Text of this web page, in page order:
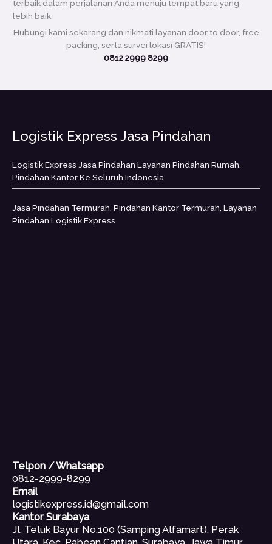
terbaik dalam perjalanan Anda menuju tempat baru yang
lebih baik.
Hubungi kami sekarang dan nikmati layanan door to door, free
packing, serta survei lokasi GRATIS!
0812 2999 8299
Logistik Express Jasa Pindahan
Logistik Express Jasa Pindahan Layanan Pindahan Rumah,
Pindahan Kantor Ke Seluruh Indonesia
Jasa Pindahan Termurah, Pindahan Kantor Termurah, Layanan
Pindahan Logistik Express
Telpon / Whatsapp
0812-2999-8299
Email
logistikexpress.id@gmail.com
Kantor Surabaya
Jl. Teluk Bayur No.100 (Samping Alfamart), Perak